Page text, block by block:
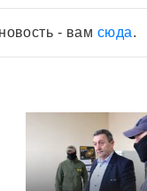
- вам сюда.